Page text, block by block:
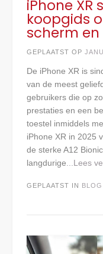
iPhone XR
koopgids
scherm
GEPLAATST OP
De iPhone XR is
van de meest
gebruikers die op
prestaties en een
toestel inmiddels
iPhone XR in 2025
de sterke A12
langdurige...Lees
GEPLAATST IN BLOG